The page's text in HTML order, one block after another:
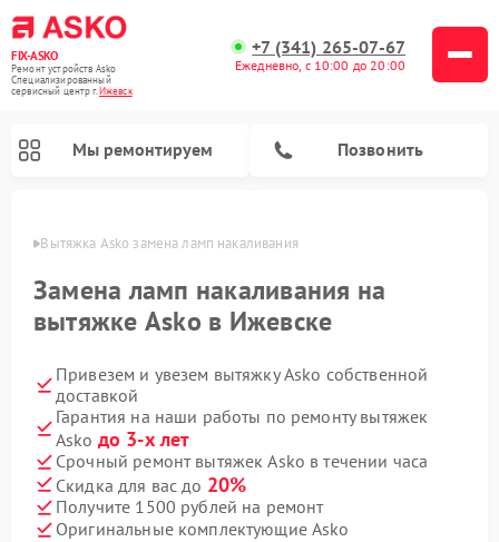
FIX-ASKO
Ремонт устройств Asko
Специализированный
cервисный центр г.Ижевск
+7 (341) 265-07-67
Ежедневно, с 10:00 до 20:00
Мы ремонтируем Позвонить
Вытяжка Asko замена ламп накаливания
Замена ламп накаливания на
вытяжке Asko в Ижевске
Привезем и увезем вытяжку Asko собственной
доставкой
Гарантия на наши работы по ремонту вытяжек
Asko до 3-х лет
Срочный ремонт вытяжек Asko в течении часа
Скидка для вас до 20%
Получите 1500 рублей на ремонт
Оригинальные комплектующие Asko